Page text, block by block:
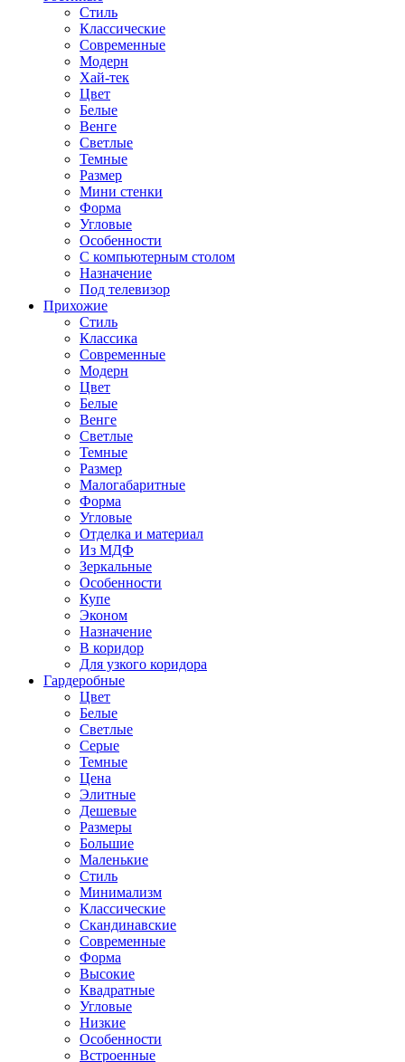
Стиль
Классические
Современные
Модерн
Хай-тек
Цвет
Белые
Венге
Светлые
Темные
Размер
Мини стенки
Форма
Угловые
Особенности
С компьютерным столом
Назначение
Под телевизор
Прихожие
Стиль
Классика
Современные
Модерн
Цвет
Белые
Венге
Светлые
Темные
Размер
Малогабаритные
Форма
Угловые
Отделка и материал
Из МДФ
Зеркальные
Особенности
Купе
Эконом
Назначение
В коридор
Для узкого коридора
Гардеробные
Цвет
Белые
Светлые
Серые
Темные
Цена
Элитные
Дешевые
Размеры
Большие
Маленькие
Стиль
Минимализм
Классические
Скандинавские
Современные
Форма
Высокие
Квадратные
Угловые
Низкие
Особенности
Встроенные